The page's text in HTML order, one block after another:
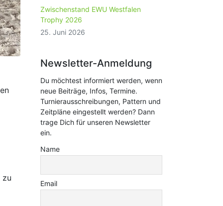
zu
Zwischenstand EWU Westfalen
Trophy 2026
25. Juni 2026
Newsletter-Anmeldung
Du möchtest informiert werden, wenn
neue Beiträge, Infos, Termine.
Turnierausschreibungen, Pattern und
Zeitpläne eingestellt werden? Dann
trage Dich für unseren Newsletter
ein.
Name
Email